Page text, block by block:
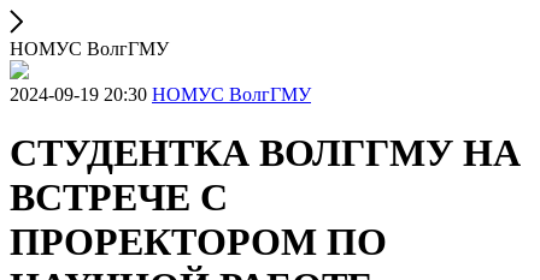
НОМУС ВолгГМУ
2024-09-19 20:30 НОМУС ВолгГМУ
СТУДЕНТКА ВОЛГГМУ НА
ВСТРЕЧЕ С
ПРОРЕКТОРОМ ПО